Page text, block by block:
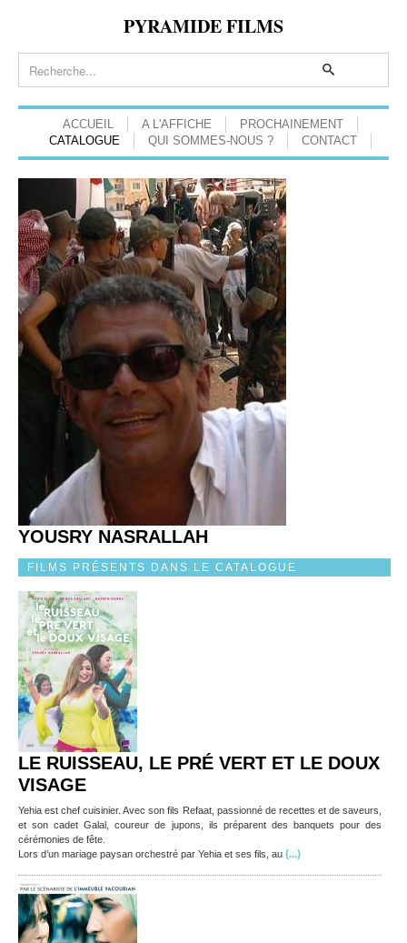
PYRAMIDE FILMS
ACCUEIL A L'AFFICHE
PROCHAINEMENT
CATALOGUE
QUI SOMMES-NOUS ? CONTACT
YOUSRY NASRALLAH
FILMS PRÉSENTS DANS LE CATALOGUE
LE RUISSEAU, LE PRÉ VERT ET LE DOUX
VISAGE
Yehia est chef cuisinier. Avec son fils Refaat, passionné de recettes et de saveurs,
et son cadet Galal, coureur de jupons, ils préparent des banquets pour des
cérémonies de fête.
Lors d’un mariage paysan orchestré par Yehia et ses fils, au (...)